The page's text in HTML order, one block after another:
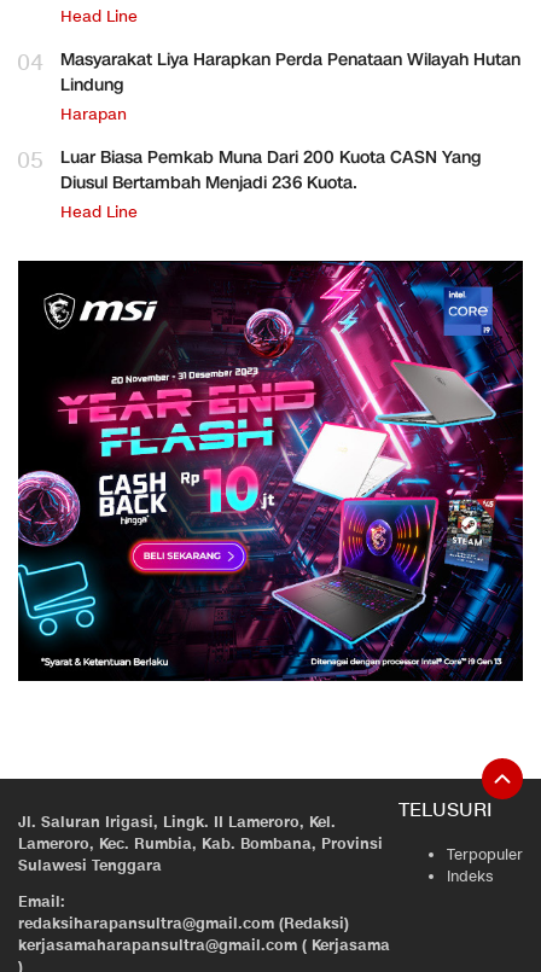
Head Line
04
Masyarakat Liya Harapkan Perda Penataan Wilayah Hutan
Lindung
Harapan
05
Luar Biasa Pemkab Muna Dari 200 Kuota CASN Yang
Diusul Bertambah Menjadi 236 Kuota.
Head Line
Jl. Saluran Irigasi, Lingk. II Lameroro, Kel.
Lameroro, Kec. Rumbia, Kab. Bombana, Provinsi
Sulawesi Tenggara
Email:
redaksiharapansultra@gmail.com (Redaksi)
kerjasamaharapansultra@gmail.com ( Kerjasama
)
TELUSURI
Terpopuler
Indeks